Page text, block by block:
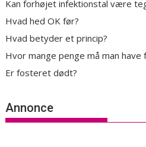
Kan forhøjet infektionstal være
Hvad hed OK før?
Hvad betyder et princip?
Hvor mange penge må man
Er fosteret dødt?
Annonce